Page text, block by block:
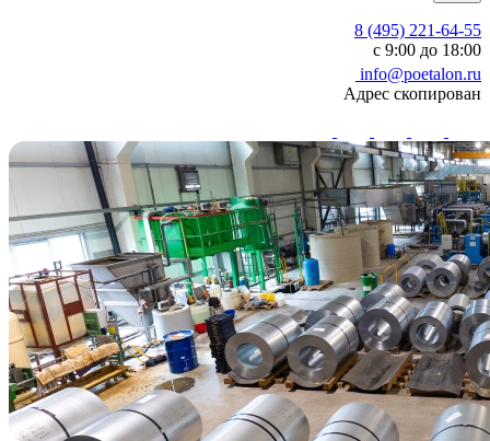
8 (495) 221-64-55
с 9:00 до 18:00
info@poetalon.ru
Адрес скопирован